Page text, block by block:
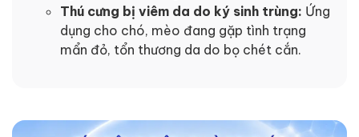
Thú cưng bị viêm da do ký sinh trùng: Ứng
dụng cho chó, mèo đang gặp tình trạng
mẩn đỏ, tổn thương da do bọ chét cắn.